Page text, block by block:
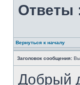
Ответы
Вернуться к началу
Заголовок сообщения:
Добрый